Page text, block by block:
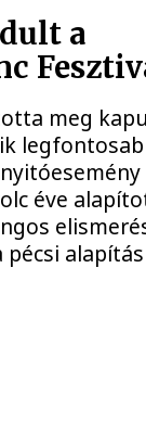
a
meg
éve